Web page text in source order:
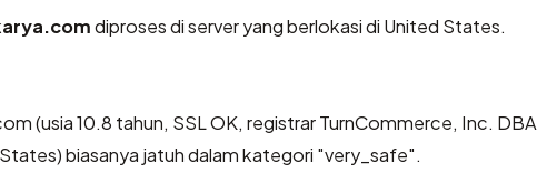
diproses di server yang berlokasi di United States.
(usia 10.8 tahun, SSL OK, registrar TurnCommerce, Inc. DBA
biasanya jatuh dalam kategori "very_safe".